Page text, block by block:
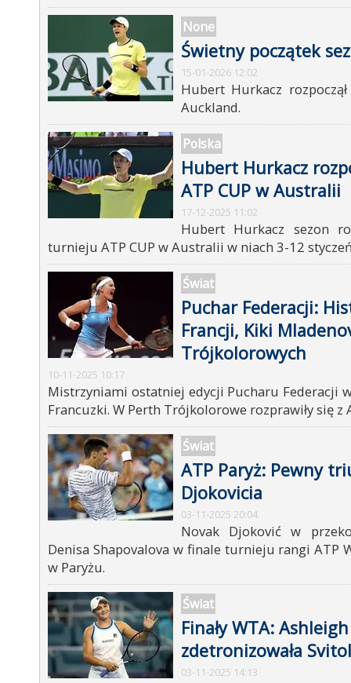
None
Świetny początek
15-01-2026 12:02
Hubert Hurkacz
Auckland.
Polska
Hubert Hurkacz
ATP CUP w Australii
17-12-2025 11:02
Hubert Hurkacz sezon
turnieju ATP CUP w Australii w niach 3-12
Świat
Puchar Federacji:
Francji, Kiki
Trójkolorowych
10-11-2025 10:17
Mistrzyniami ostatniej edycji Pucharu Federacji
Francuzki. W Perth Trójkolorowe rozprawiły się z
Świat
ATP Paryż: Pewny
Djokovicia
03-11-2025 20:04
Novak Djoković w
Denisa Shapovalova w finale turnieju rangi ATP
w Paryżu.
Świat
Finały WTA:
zdetronizowała
03-11-2025 14:13